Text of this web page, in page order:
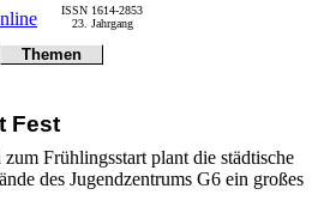
Fest
Frühlingsstart plant die städtische
des Jugendzentrums G6 ein großes
ISSN 1614-2853
23. Jahrgang
Themen
Gericht
Online
Gesundheit